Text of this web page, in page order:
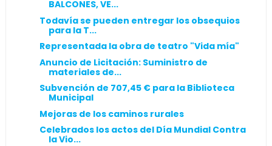
BALCONES, VE...
Todavía se pueden entregar los obsequios
para la T...
Representada la obra de teatro "Vida mía"
Anuncio de Licitación: Suministro de
materiales de...
Subvención de 707,45 € para la Biblioteca
Municipal
Mejoras de los caminos rurales
Celebrados los actos del Día Mundial Contra
la Vio...